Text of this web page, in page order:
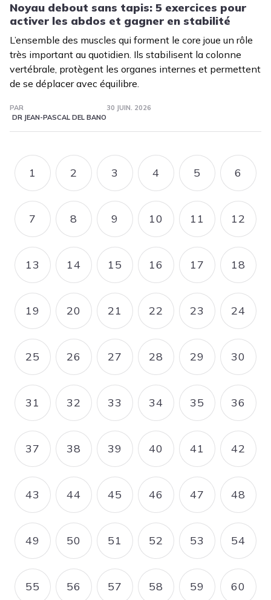
Noyau debout sans tapis: 5 exercices pour
activer les abdos et gagner en stabilité
L’ensemble des muscles qui forment le core joue un rôle
très important au quotidien. Ils stabilisent la colonne
vertébrale, protègent les organes internes et permettent
de se déplacer avec équilibre.
PAR
DR JEAN-PASCAL DEL BANO
30 JUIN. 2026
Pagination
PAGE
1 PAGE
2 PAGE
3 PAGE
4 PAGE
5 PAGE
6
PAGE
7 PAGE
8 PAGE
9 PAGE
10 PAGE
11 PAGE
12
PAGE
13 PAGE
14 PAGE
15 PAGE
16 PAGE
17 PAGE
18
PAGE
19 PAGE
20 PAGE
21 PAGE
22 PAGE
23 PAGE
24
PAGE
25 PAGE
26 PAGE
27 PAGE
28 PAGE
29 PAGE
30
PAGE
31 PAGE
32 PAGE
33 PAGE
34 PAGE
35 PAGE
36
PAGE
37 PAGE
38 PAGE
39 PAGE
40 PAGE
41 PAGE
42
PAGE
43 PAGE
44 PAGE
45 PAGE
46 PAGE
47 PAGE
48
PAGE
49 PAGE
50 PAGE
51 PAGE
52 PAGE
53 PAGE
54
PAGE
55 PAGE
56 PAGE
57 PAGE
58 PAGE
59 PAGE
60